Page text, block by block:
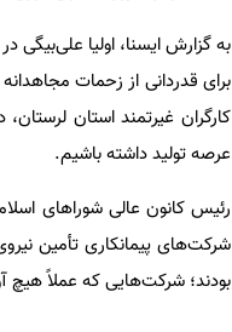
به گزارش ایسنا، اولیا علی‌بیگی
برای قدردانی از زحمات
کارگران غیرتمند استان
عرصه تولید داشته باشیم.
رئیس کانون عالی شوراهای
شرکت‌های پیمانکاری تأمین
بودند؛ شرکت‌هایی که عملاً هیچ